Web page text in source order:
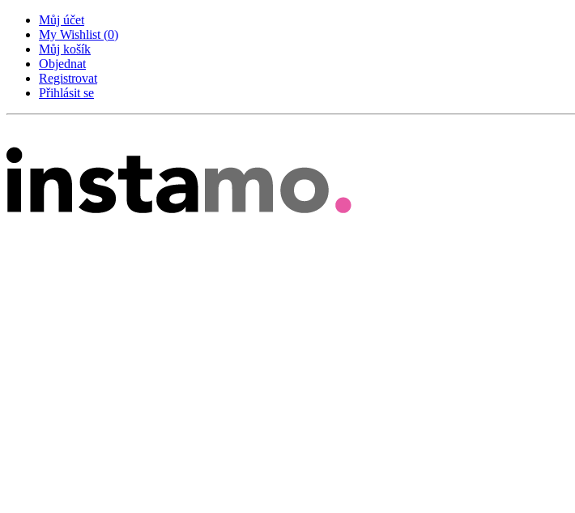
Můj účet
My Wishlist (0)
Můj košík
Objednat
Registrovat
Přihlásit se